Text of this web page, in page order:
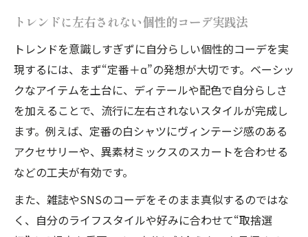
手持ちアイテムで個性的コーデを楽しむ方
個性的コーデを実践するための整理整頓術
トレンドに左右されない個性的コーデ実践法
トレンドを意識しすぎずに自分らしい個性的コーデを実
現するには、まず“定番＋α”の発想が大切です。ベーシッ
クなアイテムを土台に、ディテールや配色で自分らしさ
を加えることで、流行に左右されないスタイルが完成し
ます。例えば、定番の白シャツにヴィンテージ感のある
アクセサリーや、異素材ミックスのスカートを合わせる
などの工夫が有効です。
また、雑誌やSNSのコーデをそのまま真似するのではな
く、自分のライフスタイルや好みに合わせて“取捨選